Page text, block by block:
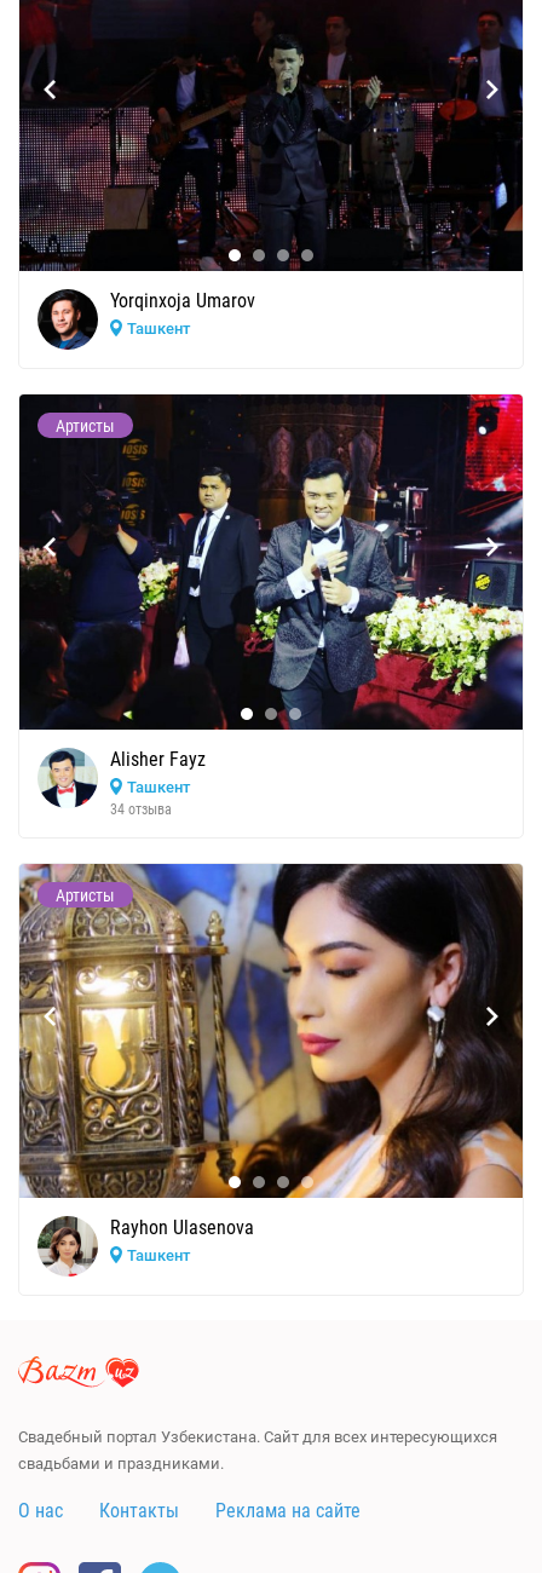
Yorqinxoja Umarov
Ташкент
Артисты
Alisher Fayz
Ташкент
34 отзыва
Артисты
Rayhon Ulasenova
Ташкент
Свадебный портал Узбекистана. Сайт для всех интересующихся
свадьбами и праздниками.
О нас Контакты Реклама на сайте